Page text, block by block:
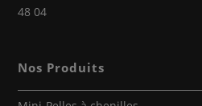
48 04
Nos Produits